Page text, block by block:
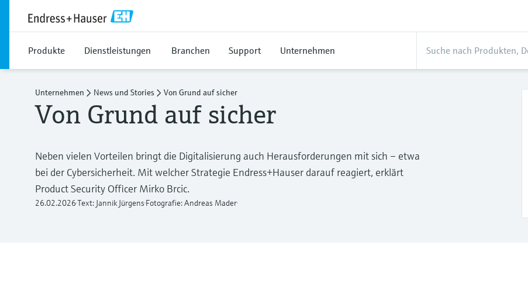
Produkte Dienstleistungen Branchen Support Unternehmen
Unternehmen News und Stories Von Grund auf sicher
Von Grund auf sicher
Neben vielen Vorteilen bringt die Digitalisierung auch Herausforderungen mit sich – etwa
bei der Cybersicherheit. Mit welcher Strategie Endress+Hauser darauf reagiert, erklärt
Product Security Officer Mirko Brcic.
26.02.2026Text: Jannik Jürgens Fotografie: Andreas Mader